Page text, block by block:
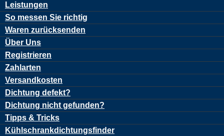
Leistungen
So messen Sie richtig
Waren zurücksenden
Über Uns
Registrieren
Zahlarten
Versandkosten
Dichtung defekt?
Dichtung nicht gefunden?
Tipps & Tricks
Kühlschrankdichtungsfinder